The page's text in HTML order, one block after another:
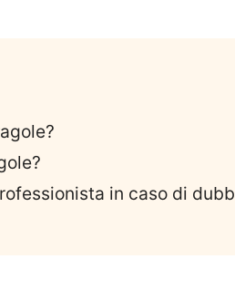
in caso di